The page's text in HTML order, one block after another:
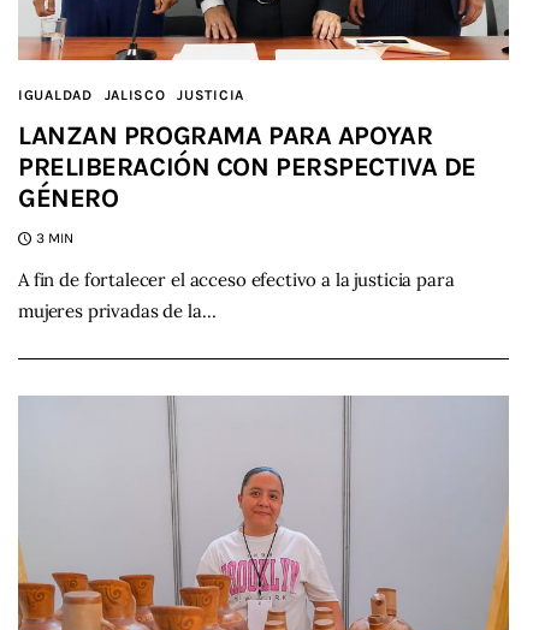
IGUALDAD JALISCO JUSTICIA
LANZAN PROGRAMA PARA APOYAR
PRELIBERACIÓN CON PERSPECTIVA DE
GÉNERO
3 MIN
A fin de fortalecer el acceso efectivo a la justicia para
mujeres privadas de la…